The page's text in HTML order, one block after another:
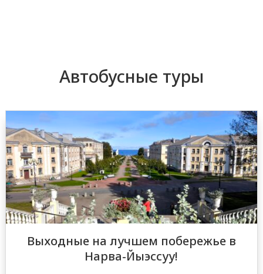
Автобусные туры
Выходные на лучшем побережье в
Нарва-Йыэссуу!